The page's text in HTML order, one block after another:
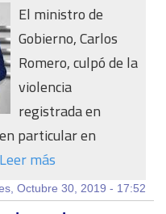
El ministro de
Gobierno, Carlos
Romero, culpó de la
violencia
registrada en
particular en
Leer más
Octubre 30, 2019 - 17:52